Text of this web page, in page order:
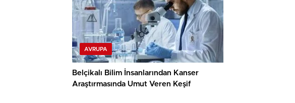
AVRUPA
Belçikalı Bilim İnsanlarından Kanser
Araştırmasında Umut Veren Keşif